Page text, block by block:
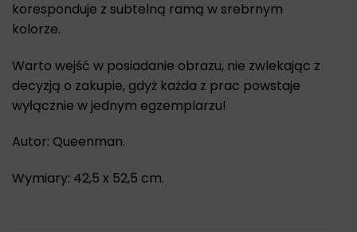
koresponduje z subtelną ramą w srebrnym
kolorze.
Warto wejść w posiadanie obrazu, nie zwlekając z
decyzją o zakupie, gdyż każda z prac powstaje
wyłącznie w jednym egzemplarzu!
Autor: Queenman.
Wymiary: 42,5 x 52,5 cm.